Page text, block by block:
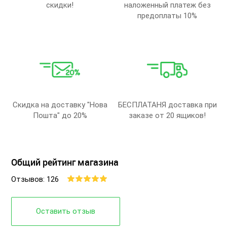
скидки!
наложенный платеж без
предоплаты 10%
Скидка на доставку "Нова
Пошта" до 20%
БЕСПЛАТАНЯ доставка при
заказе от 20 ящиков!
Общий рейтинг магазина
Отзывов: 126
Оставить отзыв